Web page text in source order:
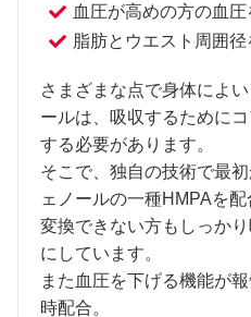
血圧が高めの方の血圧
脂肪とウエスト周囲
さまざまな点で身体によ
ールは、吸収するために
する必要があります。
そこで、独自の技術で最
ェノールの一種HMPAを配
変換できない方もしっか
にしています。
また血圧を下げる機能が
時配合。